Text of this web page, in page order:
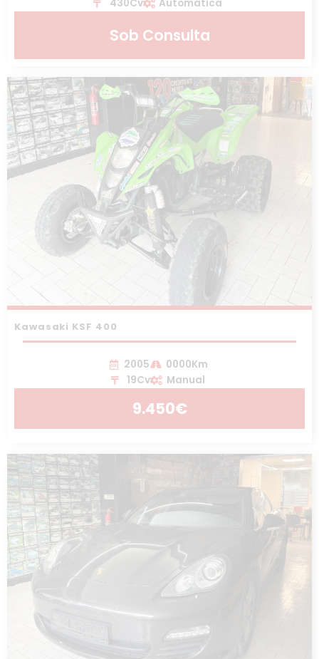
430Cv
Automática
Sob Consulta
Kawasaki KSF 400
2005
0000Km
19Cv
Manual
9.450€